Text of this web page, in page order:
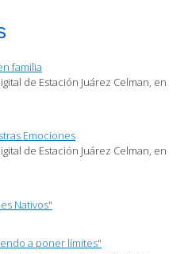
familia
de Estación Juárez Celman, en
Emociones
de Estación Juárez Celman, en
Nativos"
a poner límites"